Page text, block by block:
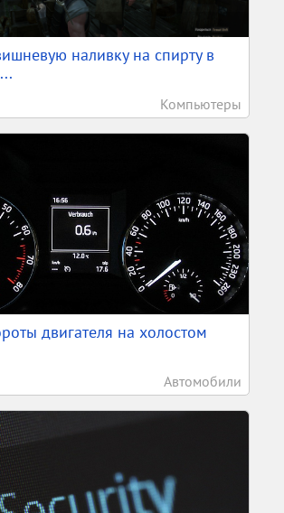
наливку на спирту в
Компьютеры
двигателя на холостом
Автомобили